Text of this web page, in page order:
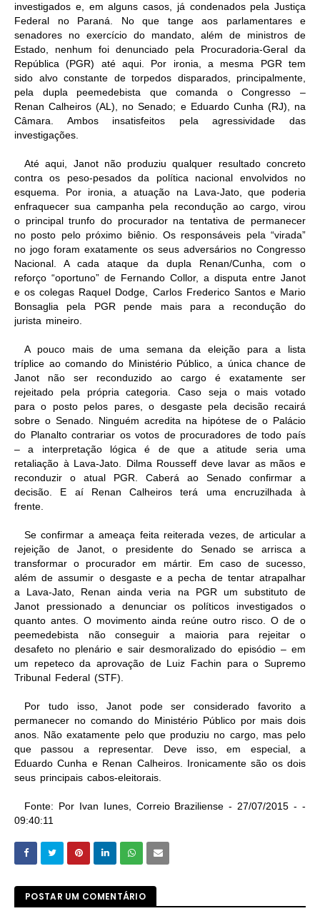
investigados e, em alguns casos, já condenados pela Justiça
Federal no Paraná. No que tange aos parlamentares e
senadores no exercício do mandato, além de ministros de
Estado, nenhum foi denunciado pela Procuradoria-Geral da
República (PGR) até aqui. Por ironia, a mesma PGR tem
sido alvo constante de torpedos disparados, principalmente,
pela dupla peemedebista que comanda o Congresso –
Renan Calheiros (AL), no Senado; e Eduardo Cunha (RJ), na
Câmara. Ambos insatisfeitos pela agressividade das
investigações.
Até aqui, Janot não produziu qualquer resultado concreto
contra os peso-pesados da política nacional envolvidos no
esquema. Por ironia, a atuação na Lava-Jato, que poderia
enfraquecer sua campanha pela recondução ao cargo, virou
o principal trunfo do procurador na tentativa de permanecer
no posto pelo próximo biênio. Os responsáveis pela “virada”
no jogo foram exatamente os seus adversários no Congresso
Nacional. A cada ataque da dupla Renan/Cunha, com o
reforço “oportuno” de Fernando Collor, a disputa entre Janot
e os colegas Raquel Dodge, Carlos Frederico Santos e Mario
Bonsaglia pela PGR pende mais para a recondução do
jurista mineiro.
A pouco mais de uma semana da eleição para a lista
tríplice ao comando do Ministério Público, a única chance de
Janot não ser reconduzido ao cargo é exatamente ser
rejeitado pela própria categoria. Caso seja o mais votado
para o posto pelos pares, o desgaste pela decisão recairá
sobre o Senado. Ninguém acredita na hipótese de o Palácio
do Planalto contrariar os votos de procuradores de todo país
– a interpretação lógica é de que a atitude seria uma
retaliação à Lava-Jato. Dilma Rousseff deve lavar as mãos e
reconduzir o atual PGR. Caberá ao Senado confirmar a
decisão. E aí Renan Calheiros terá uma encruzilhada à
frente.
Se confirmar a ameaça feita reiterada vezes, de articular a
rejeição de Janot, o presidente do Senado se arrisca a
transformar o procurador em mártir. Em caso de sucesso,
além de assumir o desgaste e a pecha de tentar atrapalhar
a Lava-Jato, Renan ainda veria na PGR um substituto de
Janot pressionado a denunciar os políticos investigados o
quanto antes. O movimento ainda reúne outro risco. O de o
peemedebista não conseguir a maioria para rejeitar o
desafeto no plenário e sair desmoralizado do episódio – em
um repeteco da aprovação de Luiz Fachin para o Supremo
Tribunal Federal (STF).
Por tudo isso, Janot pode ser considerado favorito a
permanecer no comando do Ministério Público por mais dois
anos. Não exatamente pelo que produziu no cargo, mas pelo
que passou a representar. Deve isso, em especial, a
Eduardo Cunha e Renan Calheiros. Ironicamente são os dois
seus principais cabos-eleitorais.
Fonte: Por Ivan Iunes, Correio Braziliense - 27/07/2015 - -
09:40:11
POSTAR UM COMENTÁRIO